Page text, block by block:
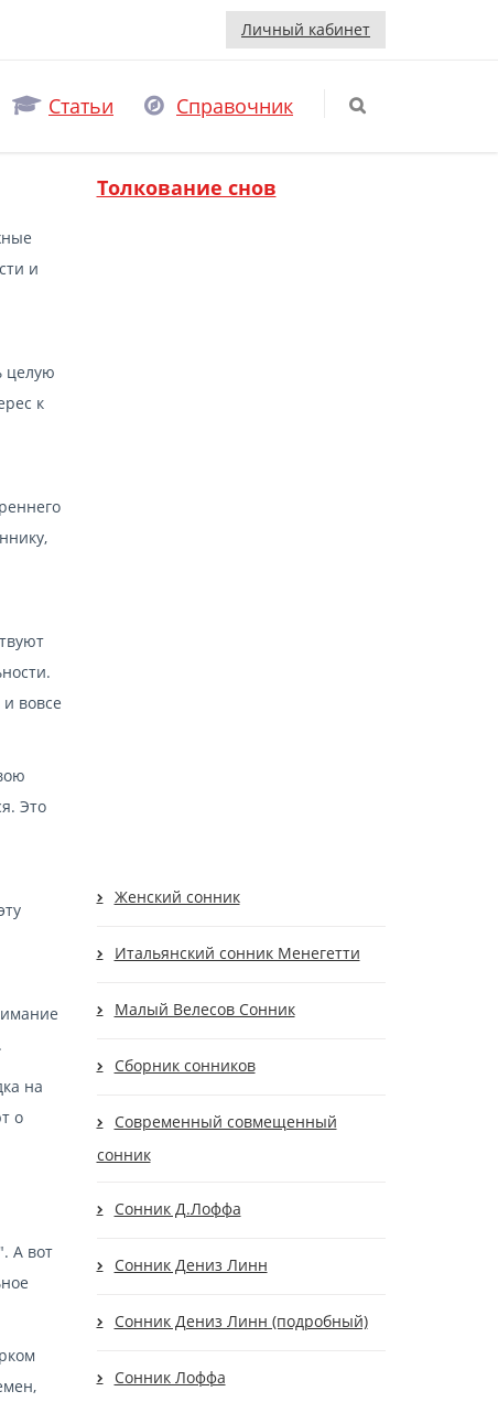
Личный кабинет
Статьи Справочник
и
целую
к
вовсе
Это
на
о
А вот
Толкование снов
Женский сонник
Итальянский сонник Менегетти
Малый Велесов Сонник
Сборник сонников
Современный совмещенный
сонник
Сонник Д.Лоффа
Сонник Дениз Линн
Сонник Дениз Линн (подробный)
Сонник Лоффа